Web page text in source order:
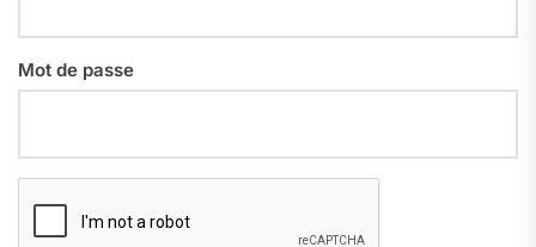
Mot de passe